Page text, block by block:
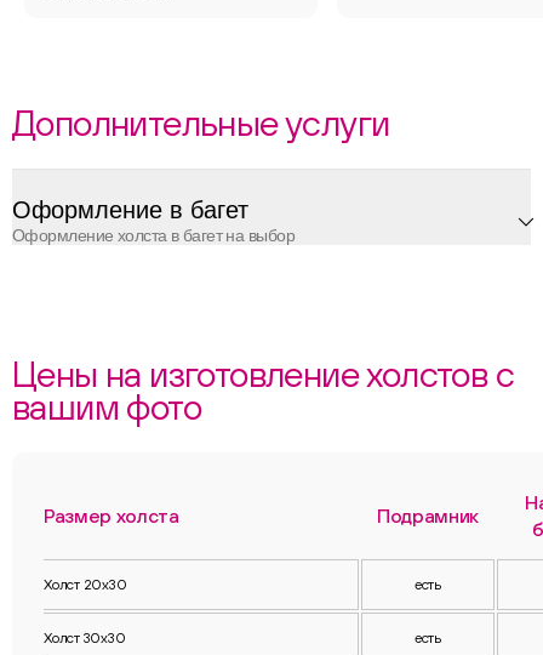
Дополнительные услуги
Оформление в багет
Оформление холста в багет на выбор
Цены на изготовление холстов с
вашим фото
Размер холста Подрамник
Холст 20х30 есть
Холст 30х30 есть